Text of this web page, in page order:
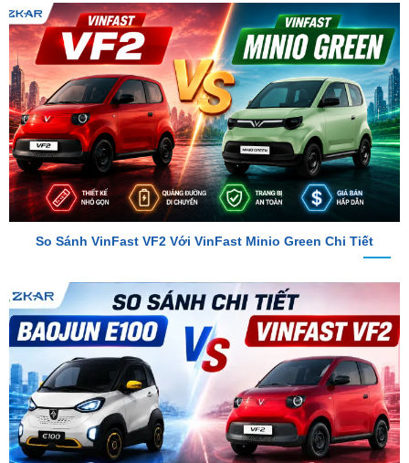
So Sánh VinFast VF2 Với VinFast Minio Green Chi Tiết